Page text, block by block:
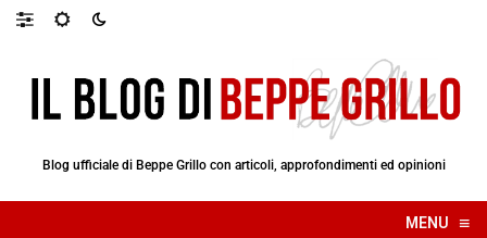
Blog ufficiale di Beppe Grillo con articoli, approfondimenti ed opinioni
MENU ≡
☰